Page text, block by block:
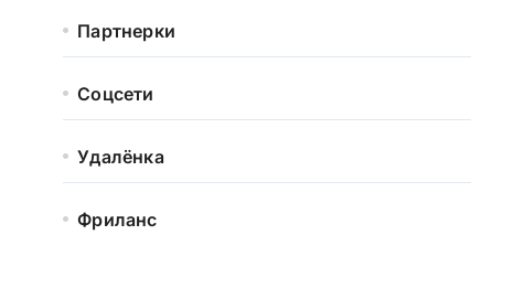
Партнерки
Соцсети
Удалёнка
Фриланс